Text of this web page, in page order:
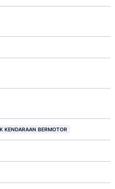
KENDARAAN BERMOTOR